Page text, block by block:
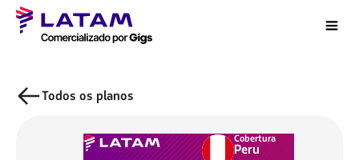
Todos os planos
Cobertura
Peru